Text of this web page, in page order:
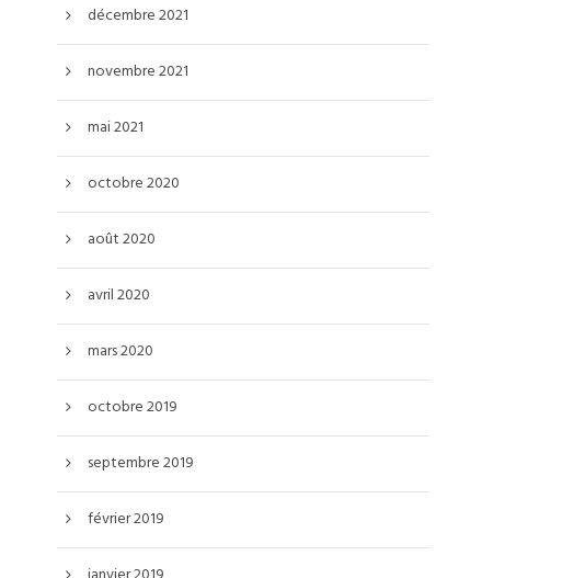
décembre 2021
novembre 2021
mai 2021
octobre 2020
août 2020
avril 2020
mars 2020
octobre 2019
septembre 2019
février 2019